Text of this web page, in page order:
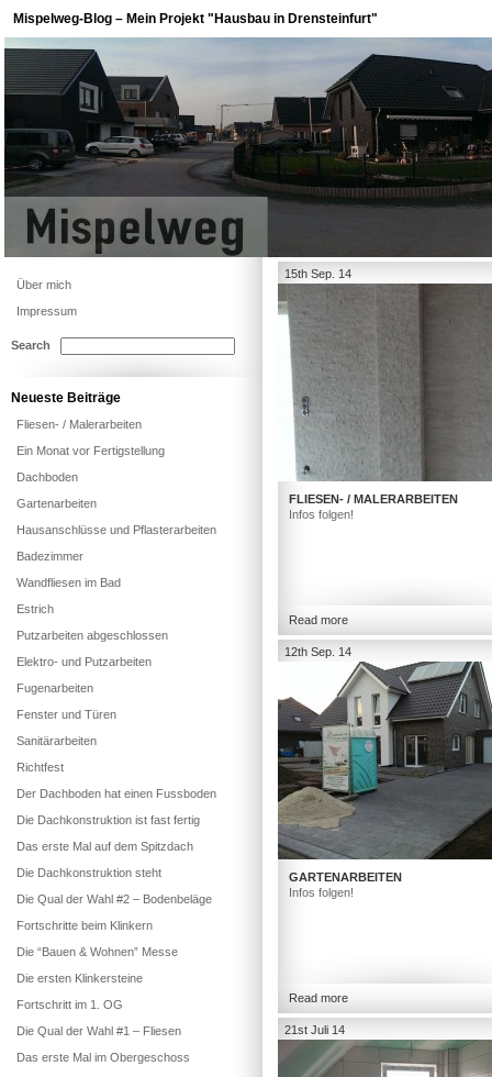
Mispelweg-Blog – Mein Projekt "Hausbau in Drensteinfurt"
15th Sep. 14
FLIESEN- / MALERARBEITEN
Infos folgen!
Read more
12th Sep. 14
GARTENARBEITEN
Infos folgen!
Read more
21st Juli 14
Über mich
Impressum
Search
Neueste Beiträge
Fliesen- / Malerarbeiten
Ein Monat vor Fertigstellung
Dachboden
Gartenarbeiten
Hausanschlüsse und Pflasterarbeiten
Badezimmer
Wandfliesen im Bad
Estrich
Putzarbeiten abgeschlossen
Elektro- und Putzarbeiten
Fugenarbeiten
Fenster und Türen
Sanitärarbeiten
Richtfest
Der Dachboden hat einen Fussboden
Die Dachkonstruktion ist fast fertig
Das erste Mal auf dem Spitzdach
Die Dachkonstruktion steht
Die Qual der Wahl #2 – Bodenbeläge
Fortschritte beim Klinkern
Die “Bauen & Wohnen” Messe
Die ersten Klinkersteine
Fortschritt im 1. OG
Die Qual der Wahl #1 – Fliesen
Das erste Mal im Obergeschoss